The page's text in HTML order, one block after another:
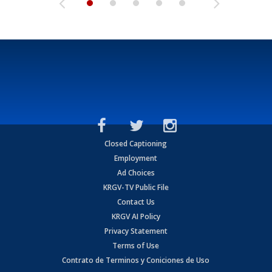
Closed Captioning
Employment
Ad Choices
KRGV-TV Public File
Contact Us
KRGV AI Policy
Privacy Statement
Terms of Use
Contrato de Terminos y Coniciones de Uso